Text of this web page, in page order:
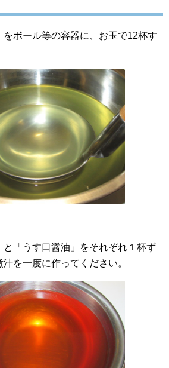
をボール等の容器に、お玉で12杯す
と「うす口醤油」をそれぞれ１杯ず
を一度に作ってください。